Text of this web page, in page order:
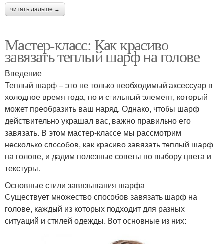
читать дальше →
Мастер-класс: Как красиво
завязать теплый шарф на голове
Введение
Теплый шарф – это не только необходимый аксессуар в
холодное время года, но и стильный элемент, который
может преобразить ваш наряд. Однако, чтобы шарф
действительно украшал вас, важно правильно его
завязать. В этом мастер-классе мы рассмотрим
несколько способов, как красиво завязать теплый шарф
на голове, и дадим полезные советы по выбору цвета и
текстуры.
Основные стили завязывания шарфа
Существует множество способов завязать шарф на
голове, каждый из которых подходит для разных
ситуаций и стилей одежды. Вот основные из них: